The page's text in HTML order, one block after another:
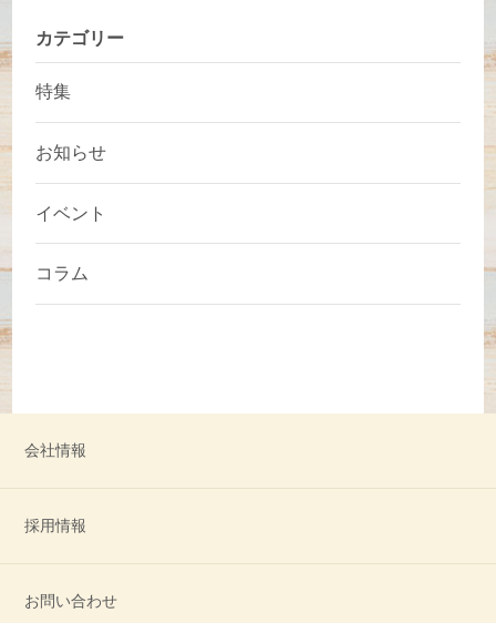
カテゴリー
特集
お知らせ
イベント
コラム
会社情報
採用情報
お問い合わせ